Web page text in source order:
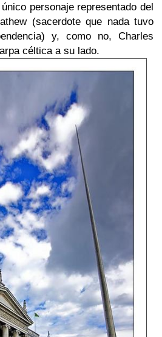
personaje representado del
(sacerdote que nada tuvo
y, como no, Charles
céltica a su lado.